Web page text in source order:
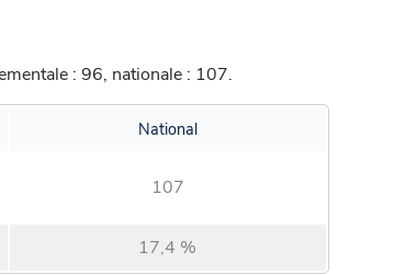
: 96, nationale : 107.
National
107
17,4 %